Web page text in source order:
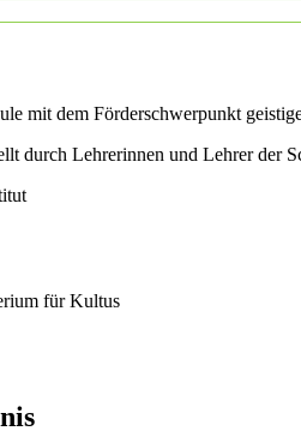
mit dem Förderschwerpunkt
durch Lehrerinnen und Lehrer der
für Kultus